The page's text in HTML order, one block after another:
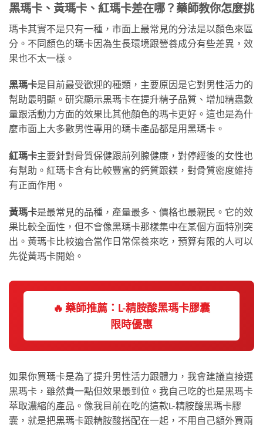
黑瑪卡、黃瑪卡、紅瑪卡差在哪？藥師教你怎麼挑
瑪卡其實不是只有一種，市面上最常見的分法是以顏色來區
分。不同顏色的瑪卡因為生長環境跟營養成分有些差異，效
果也不太一樣。
黑瑪卡是目前最受歡迎的種類，主要原因是它對男性活力的
幫助最明顯。研究顯示黑瑪卡在提升精子品質、增加精蟲數
量跟活動力方面的效果比其他顏色的瑪卡更好。這也是為什
麼市面上大多數男性專用的瑪卡產品都是用黑瑪卡。
紅瑪卡主要針對骨質保健跟前列腺健康，對停經後的女性也
有幫助。紅瑪卡含有比較豐富的鈣質跟鎂，對骨質密度維持
有正面作用。
黃瑪卡是最常見的品種，產量最多、價格也最親民。它的效
果比較全面性，但不會像黑瑪卡那樣集中在某個方面特別突
出。黃瑪卡比較適合當作日常保養來吃，預算有限的人可以
先從黃瑪卡開始。
🔥 藥師推薦：L-精胺酸黑瑪卡膠囊
限時優惠
如果你買瑪卡是為了提升男性活力跟體力，我會建議直接選
黑瑪卡，雖然貴一點但效果最到位。我自己吃的也是黑瑪卡
萃取濃縮的產品。像我目前在吃的這款L-精胺酸黑瑪卡膠
囊，就是把黑瑪卡跟精胺酸搭配在一起，不用自己額外買兩